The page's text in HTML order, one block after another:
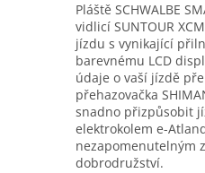
Pláště SCHWALBE
vidlicí SUNTOUR
jízdu s vynikající
barevnému LCD
údaje o vaší jízdě
přehazovačka
snadno přizpůsobit
elektrokolem e-
nezapomenutelným
dobrodružství.